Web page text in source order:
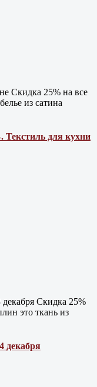
Cкидка 25% на все
из сатина
Текстиль для кухни
Скидка 25%
это ткань из
декабря